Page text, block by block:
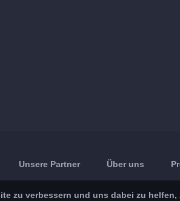
Unsere Partner Über uns
zu verbessern und uns dabei zu